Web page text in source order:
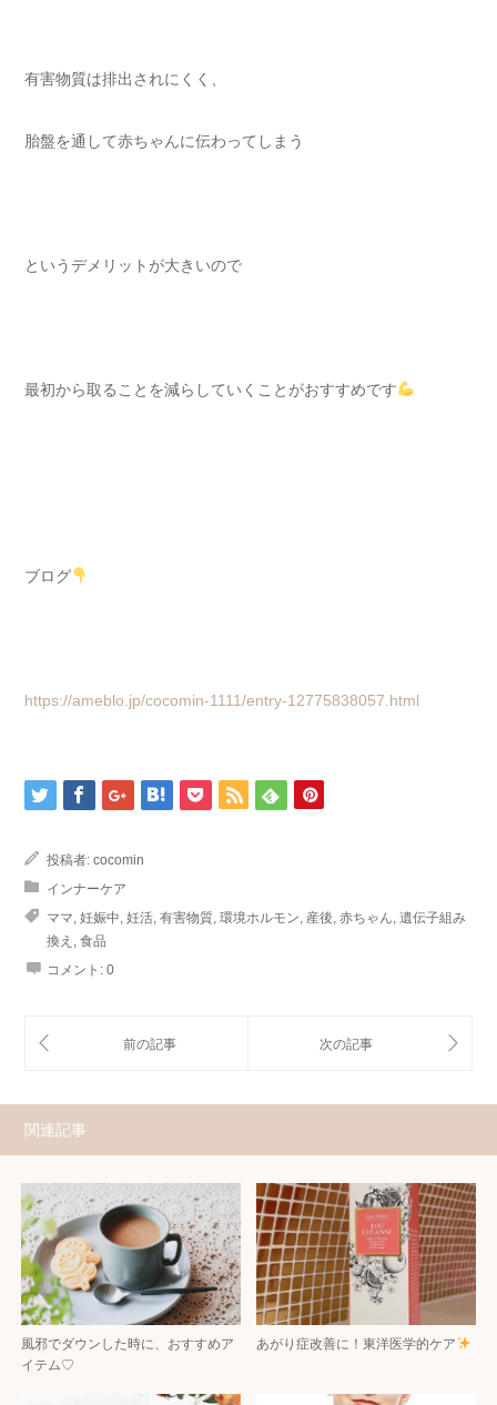
有害物質は排出されにくく、
胎盤を通して赤ちゃんに伝わってしまう
というデメリットが大きいので
最初から取ることを減らしていくことがおすすめです
ブログ
https://ameblo.jp/cocomin-1111/entry-12775838057.html
投稿者: cocomin
インナーケア
ママ 妊娠中 妊活 有害物質 環境ホルモン 産後 赤ちゃん 遺伝子組み
換え
食品
コメント: 0
関連記事
風邪でダウンした時に、おすすめア
イテム♡
あがり症改善に！東洋医学的ケア